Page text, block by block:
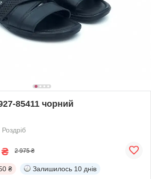
85411 чорний
Роздріб
₴ 2 975 ₴
₴ Залишилось 10 днів